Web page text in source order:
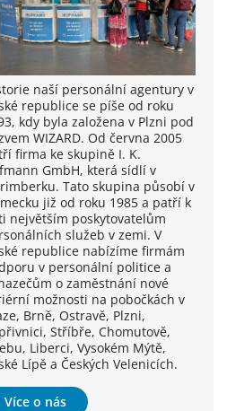
naší personální agentury v
republice se píše od roku
kdy byla založena v Plzni pod
WIZARD. Od června 2005
firma ke skupině I. K.
GmbH, která sídlí v
Tato skupina působí v
již od roku 1985 a patří k
největším poskytovatelům
služeb v zemi. V
republice nabízíme firmám
v personální politice a
o zaměstnání nové
možnosti na pobočkách v
Brně, Ostravě, Plzni,
Stříbře, Chomutově,
Liberci, Vysokém Mýtě,
Lípě a Českých Velenicích.
Více o nás